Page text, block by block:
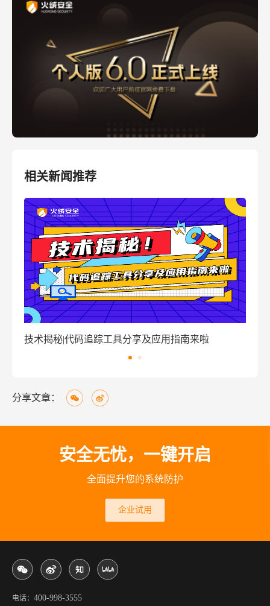
相关新闻推荐
具分享及应用指南来啦 窃密病毒伪装Windows激
分享文章：
安全无忧，一键开启
全面提升您的系统防护
企业试用
电话： 400-998-3555